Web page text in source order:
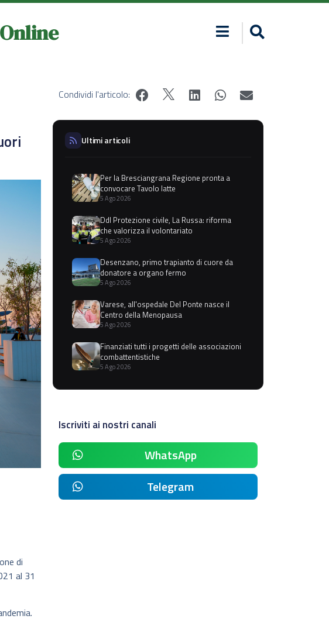
Online
di
al 31
Condividi l'articolo:
Ultimi articoli
Per la Bresciangrana Regione pronta a
convocare Tavolo latte
5 Ago 2026
Ddl Protezione civile, La Russa: riforma
che valorizza il volontariato
5 Ago 2026
Desenzano, primo trapianto di cuore da
donatore a organo fermo
5 Ago 2026
Varese, all'ospedale Del Ponte nasce il
Centro della Menopausa
5 Ago 2026
Finanziati tutti i progetti delle associazioni
combattentistiche
5 Ago 2026
Iscriviti ai nostri canali
WhatsApp
Telegram